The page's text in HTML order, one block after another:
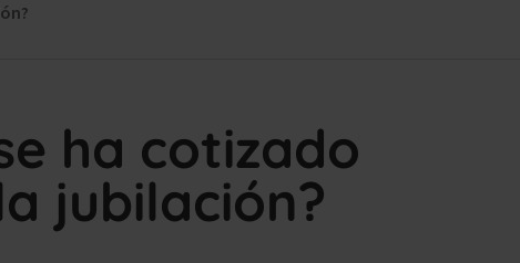
ha cotizado
jubilación?